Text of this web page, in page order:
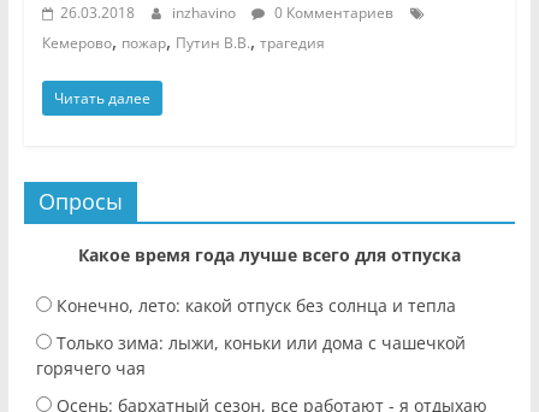
26.03.2018 inzhavino
0 Комментариев
Кемерово, пожар, Путин В.В., трагедия
Читать далее
Опросы
Какое время года лучше всего для отпуска
Конечно, лето: какой отпуск без солнца и тепла
Только зима: лыжи, коньки или дома с чашечкой
горячего чая
Осень: бархатный сезон, все работают - я отдыхаю